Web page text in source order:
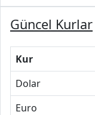
Güncel Kurlar
Kur
Dolar
Euro